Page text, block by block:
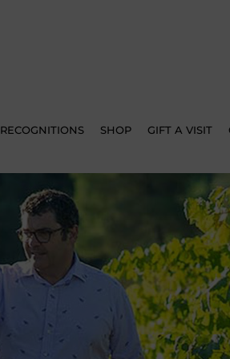
RECOGNITIONS SHOP GIFT A VISIT